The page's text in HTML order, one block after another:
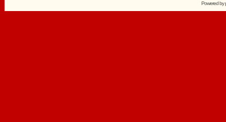
Powered by